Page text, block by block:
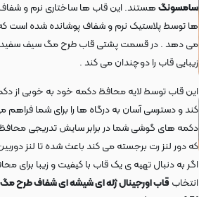
سامسونگهستند. این قاب ها ساختاری نرم و شفاف
ها توسط پلاستیک نرم و شفاف پوشانده شده است
می دهد . در قسمت پشتی قاب طرح مگ سیف سفید
زیبایی قاب را دوچندان می کند .
این قاب توسط لایه محافظ دکمه خود به خوبی
کند و دسترسی آسان به درگاه ها را برای شما
دکمه های گوشی شما در برابر سایش تدریجی
که دور لنز رت برجسته می کند باعث شده تا لنز
اگر به دنبال تهیه ی یک قاب با کیفیت و زیبا برای
انتخاب قاب اورجینال ژله ای شیشه ای شفاف طرح